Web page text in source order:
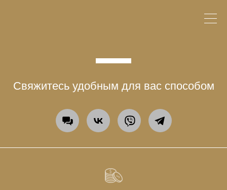
Свяжитесь удобным для вас способом